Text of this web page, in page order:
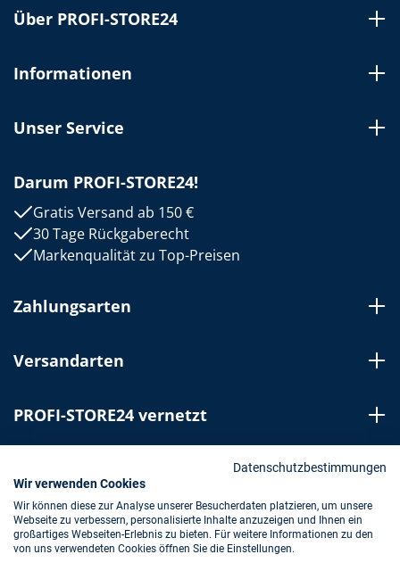
Über PROFI-STORE24
Informationen
Unser Service
Darum PROFI-STORE24!
Gratis Versand ab 150 €
30 Tage Rückgaberecht
Markenqualität zu Top-Preisen
Zahlungsarten
Versandarten
PROFI-STORE24 vernetzt
Bestellung widerrufen
Impressum AGB Datenschutz
Datenschutzbestimmungen
Wir verwenden Cookies
Wir können diese zur Analyse unserer Besucherdaten platzieren, um unsere
Webseite zu verbessern, personalisierte Inhalte anzuzeigen und Ihnen ein
großartiges Webseiten-Erlebnis zu bieten. Für weitere Informationen zu den
von uns verwendeten Cookies öffnen Sie die Einstellungen.